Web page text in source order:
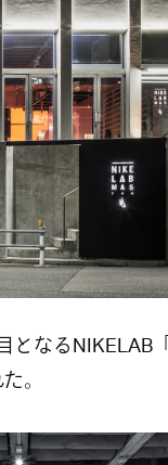
なるNIKELAB
。